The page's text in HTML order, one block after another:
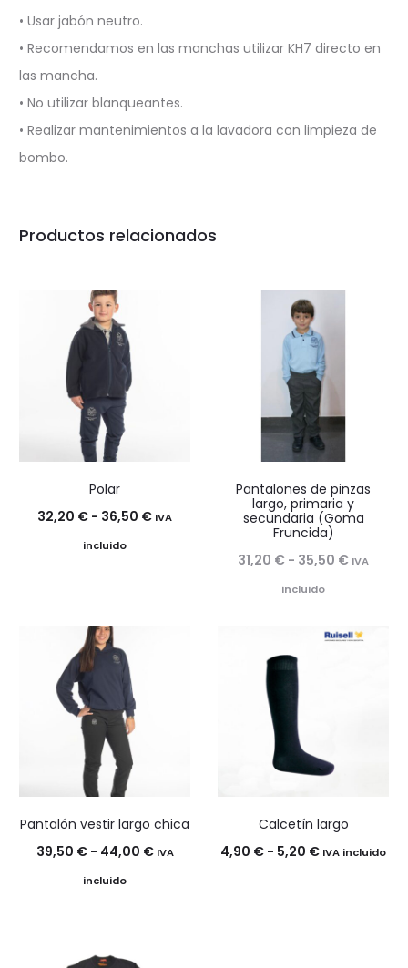
• Usar jabón neutro.
• Recomendamos en las manchas utilizar KH7 directo en
las mancha.
• No utilizar blanqueantes.
• Realizar mantenimientos a la lavadora con limpieza de
bombo.
Productos relacionados
Polar
32,20 € - 36,50 €Rango
IVA
incluido
Pantalones de pinzas
largo, primaria y
secundaria (Goma
Fruncida)
31,20 € - 35,50 € Rango
desde
IVA
incluido
Pantalón vestir largo chica
39,50 € - 44,00 €Rango
IVA
incluido
Calcetín largo
4,90 € - 5,20 €Rango
IVA incluido